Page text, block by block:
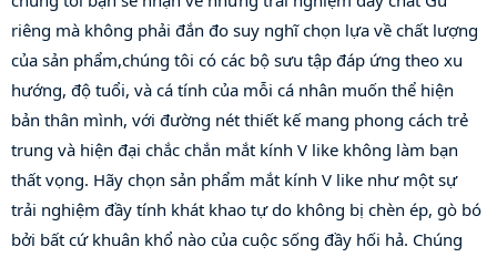
riêng mà không phải đắn đo suy nghĩ chọn lựa về chất lượng
của sản phẩm,chúng tôi có các bộ sưu tập đáp ứng theo xu
hướng, độ tuổi, và cá tính của mỗi cá nhân muốn thể hiện
bản thân mình, với đường nét thiết kế mang phong cách trẻ
trung và hiện đại chắc chắn mắt kính V like không làm bạn
thất vọng. Hãy chọn sản phẩm mắt kính V like như một sự
trải nghiệm đầy tính khát khao tự do không bị chèn ép, gò bó
bởi bất cứ khuân khổ nào của cuộc sống đầy hối hả. Chúng